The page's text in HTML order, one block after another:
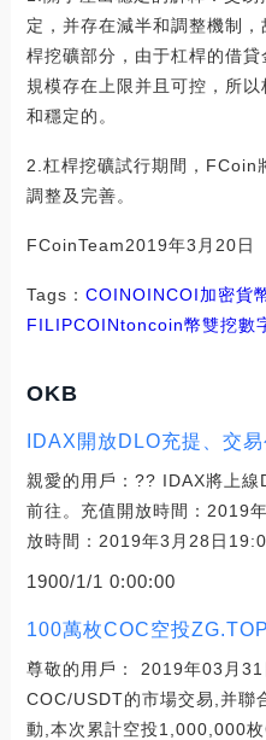
定，并存在減半和調整機制
桿挖礦部分，由于杠桿的借
規模存在上限并且可控，所
和穩定的。
2.杠桿挖礦試行期間，FCoin
調整及完善。
FCoinTeam2019年3月20日
Tags： COINOINCOI加密貨
FILIPCOINtoncoin幣雙挖數
OKB
IDAX開放DLO充提、交
親愛的用戶：?? IDAX將上
前往。充值開放時間：2019
放時間：2019年3月28日
1900/1/1 0:00:00
100萬枚COC空投
尊敬的用戶： 2019年03月
COC/USDT的市場交易,并聯
動,本次累計空投1,000,000枚